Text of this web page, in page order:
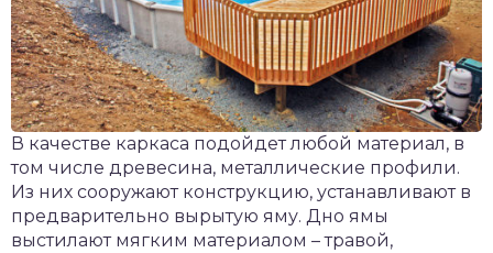
В качестве каркаса подойдет любой материал, в
том числе древесина, металлические профили.
Из них сооружают конструкцию, устанавливают в
предварительно вырытую яму. Дно ямы
выстилают мягким материалом – травой,